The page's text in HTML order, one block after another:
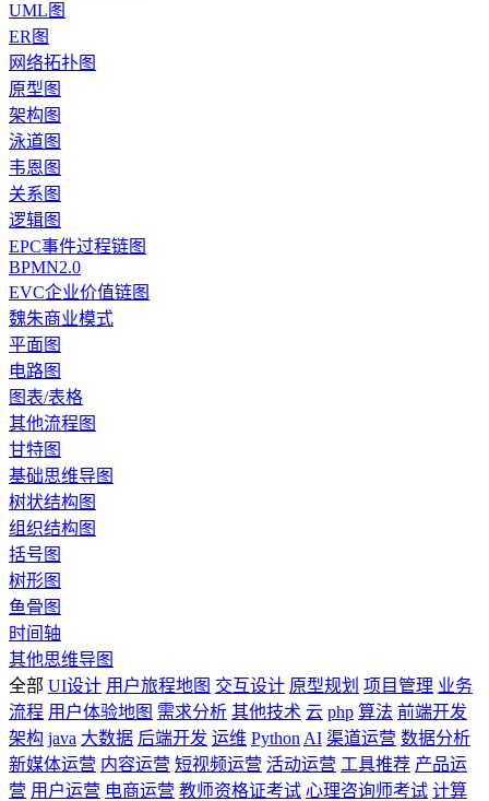
UML图
ER图
网络拓扑图
原型图
架构图
泳道图
韦恩图
关系图
逻辑图
EPC事件过程链图
BPMN2.0
EVC企业价值链图
魏朱商业模式
平面图
电路图
图表/表格
其他流程图
甘特图
基础思维导图
树状结构图
组织结构图
括号图
树形图
鱼骨图
时间轴
其他思维导图
全部 UI设计 用户旅程地图 交互设计 原型规划 项目管理 业务
流程 用户体验地图 需求分析 其他技术 云 php 算法 前端开发
架构 java 大数据 后端开发 运维 Python AI 渠道运营 数据分析
新媒体运营 内容运营 短视频运营 活动运营 工具推荐 产品运
营 用户运营 电商运营 教师资格证考试 心理咨询师考试 计算